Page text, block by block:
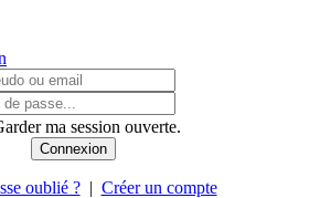
ma session ouverte.
oublié ?| Créer un compte